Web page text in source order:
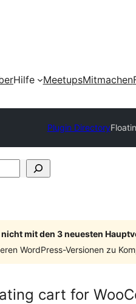
Hilfe MeetupsMitmachen
Plugin Directory
nicht mit den 3 neuesten
WordPress-Versionen zu
cart for